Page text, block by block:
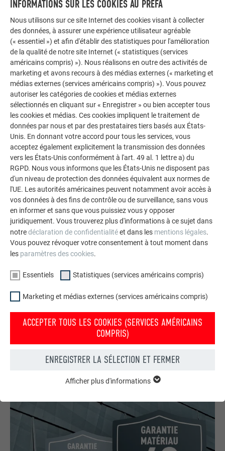
La galerie de références PREFA démontre la
polyvalence de l’aluminium. Découvrez d’autres projets
impressionnants avec les solutions en aluminium
durables de PREFA pour toitures, systèmes solaires et
façades.
VOIR DAVANTAGE DE RÉFÉRENCES
Votre maison au look PREFA
Nous vous présentons un montage photo de l’aspect
qu’aurait votre maison avec une toiture ou une façade
DEMANDER UN MONTAGE PHOTO MAINTENANT
INFORMATIONS SUR LES COOKIES AU PREFA
Nous utilisons sur ce site Internet des cookies visant à collecter
des données, à assurer une expérience utilisateur agréable
(« essentiel ») et afin d'établir des statistiques pour l'amélioration
de la qualité de notre site Internet (« statistiques (services
américains compris) »). Nous réalisons en outre des activités de
marketing et avons recours à des médias externes (« marketing et
médias externes (services américains compris) »). Vous pouvez
autoriser les catégories de cookies et médias externes
sélectionnés en cliquant sur « Enregistrer » ou bien accepter tous
les cookies et médias. Ces cookies impliquent le traitement de
données par nous et par des prestataires tiers basés aux États-
Unis. En donnant votre accord pour tous les services, vous
acceptez également explicitement la transmission des données
vers les États-Unis conformément à l'art. 49 al. 1 lettre a) du
RGPD. Nous vous informons que les États-Unis ne disposent pas
d'un niveau de protection des données équivalent aux normes de
l'UE. Les autorités américaines peuvent notamment avoir accès à
vos données à des fins de contrôle ou de surveillance, sans vous
en informer et sans que vous puissiez vous y opposer
juridiquement. Vous trouverez plus d'informations à ce sujet dans
notredéclaration de confidentialitéet dans les mentions légales.
Vous pouvez révoquer votre consentement à tout moment dans
les paramètres des cookies.
Essentiels Statistiques (services américains compris)
Marketing et médias externes (services américains compris)
ACCEPTER TOUS LES COOKIES (SERVICES AMÉRICAINS
COMPRIS)
ENREGISTRER LA SÉLECTION ET FERMER
fonctions de base du site Internet. Ils garantissent que le site
Internet fonctionne correctement.
NOM PHPSESSID
Afficher les informations relatives aux cookies
Afficher plus d'informations